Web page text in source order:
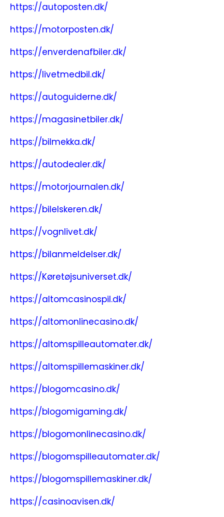
https://autoposten.dk/
https://motorposten.dk/
https://enverdenafbiler.dk/
https://livetmedbil.dk/
https://autoguiderne.dk/
https://magasinetbiler.dk/
https://bilmekka.dk/
https://autodealer.dk/
https://motorjournalen.dk/
https://bilelskeren.dk/
https://vognlivet.dk/
https://bilanmeldelser.dk/
https://Køretøjsuniverset.dk/
https://altomcasinospil.dk/
https://altomonlinecasino.dk/
https://altomspilleautomater.dk/
https://altomspillemaskiner.dk/
https://blogomcasino.dk/
https://blogomigaming.dk/
https://blogomonlinecasino.dk/
https://blogomspilleautomater.dk/
https://blogomspillemaskiner.dk/
https://casinoavisen.dk/